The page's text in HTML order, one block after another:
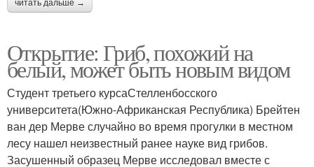
читать дальше →
Открытие: Гриб, похожий на
белый, может быть новым видом
Студент третьего курсаСтелленбосского
университета(Южно-Африканская Республика) Брейтен
ван дер Мерве случайно во время прогулки в местном
лесу нашел неизвестный ранее науке вид грибов.
Засушенный образец Мерве исследовал вместе с